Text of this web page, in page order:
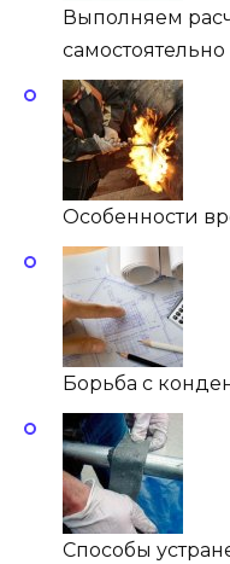
Выполняем
самостоятельно
Особенности
Борьба с
Способы